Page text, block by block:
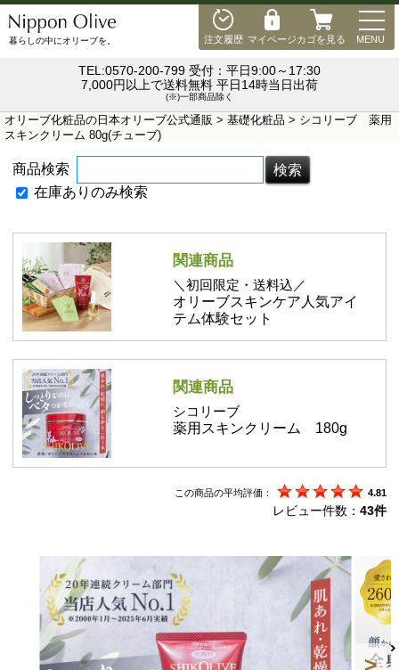
注文履歴 マイページカゴを見る MENU
暮らしの中にオリーブを。
TEL:0570-200-799 受付：平日9:00～17:30
7,000円以上で送料無料 平日14時当日出荷
(※)一部商品除く
オリーブ化粧品の日本オリーブ公式通販 > 基礎化粧品 > シコリーブ 薬用
スキンクリーム 80g(チューブ)
商品検索
在庫ありのみ検索
関連商品
＼初回限定・送料込／
オリーブスキンケア人気アイ
テム体験セット
関連商品
シコリーブ
薬用スキンクリーム 180g
この商品の平均評価： 4.81
レビュー件数： 43件